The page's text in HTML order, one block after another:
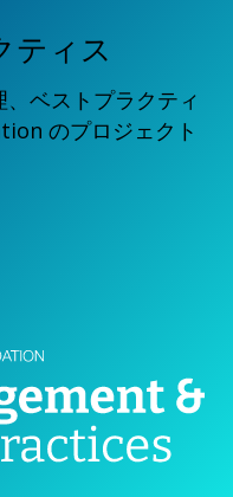
ティス
ベストプラクティ
のプロジェクト